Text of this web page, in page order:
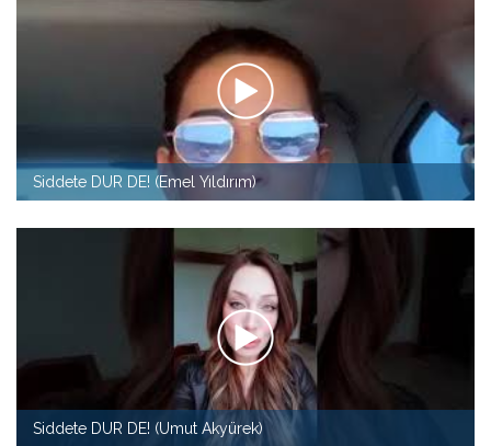
Siddete DUR DE! (Emel Yıldırım)
Siddete DUR DE! (Umut Akyürek)